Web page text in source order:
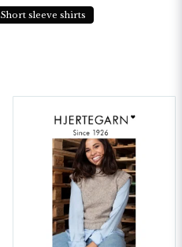
Short sleeve shirts